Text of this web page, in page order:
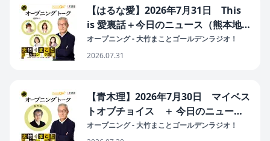
【はるな愛】2026年7月31日 This
is 愛裏話＋今日のニュース（熊本地
震 真夏の避難／食品消費税1％表明）
オープニング - 大竹まことゴールデンラジオ！
2026.07.31
【青木理】2026年7月30日 マイベス
トオブチョイス ＋ 今日のニュース
（福岡県議・自民会長「政治と金」問
オープニング - 大竹まことゴールデンラジオ！